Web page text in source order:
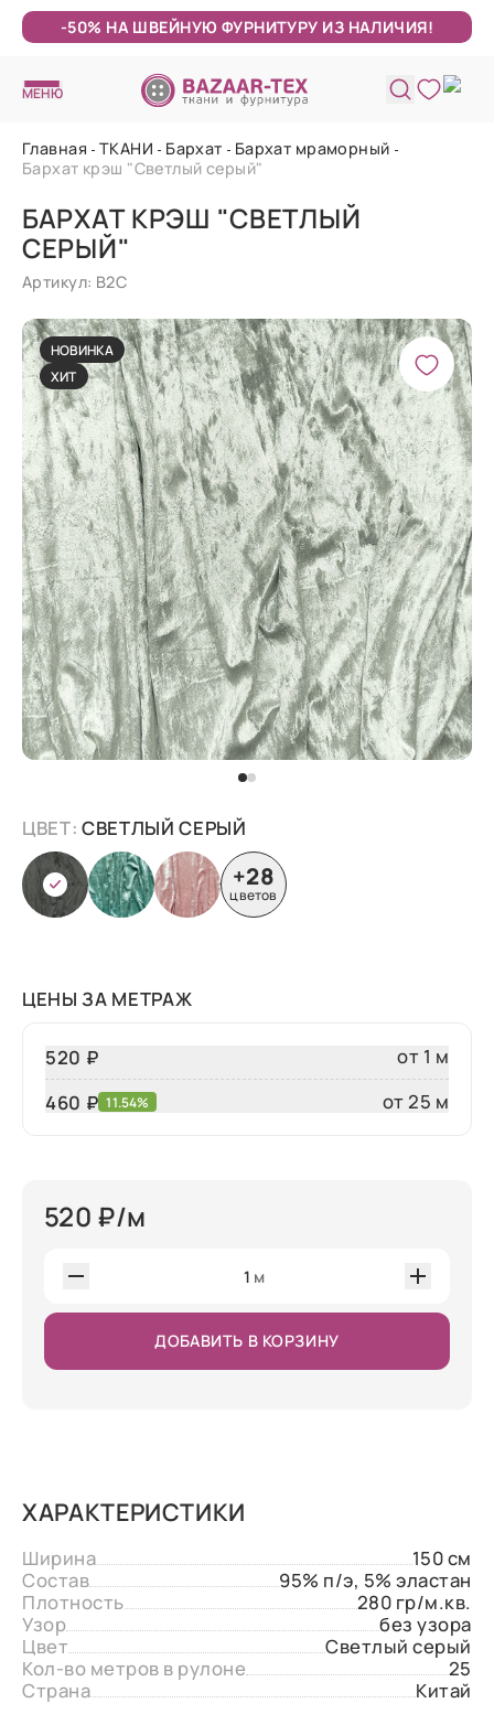
-50% НА ШВЕЙНУЮ ФУРНИТУРУ ИЗ НАЛИЧИЯ!
МЕНЮ
Главная ТКАНИ Бархат
Бархат мраморный
Бархат крэш "Светлый серый"
БАРХАТ КРЭШ "СВЕТЛЫЙ
СЕРЫЙ"
Артикул: В2С
НОВИНКА
ХИТ
ЦВЕТ:СВЕТЛЫЙ СЕРЫЙ
+28
цветов
ЦЕНЫ ЗА МЕТРАЖ
520 ₽
от 1 м
460 ₽ 11.54% от 25 м
520 ₽/м
1 м
ДОБАВИТЬ В КОРЗИНУ
ХАРАКТЕРИСТИКИ
Ширина
150 см
Состав
95% п/э, 5% эластан
Плотность
280 гр/м.кв.
Узор
без узора
Цвет
Светлый серый
Кол-во метров в рулоне
25
Страна
Китай